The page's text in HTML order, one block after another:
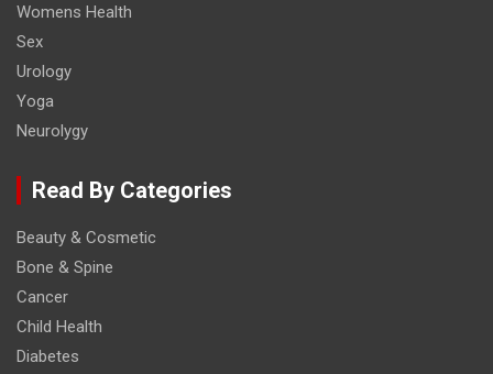
Womens Health
Sex
Urology
Yoga
Neurolygy
Read By Categories
Beauty & Cosmetic
Bone & Spine
Cancer
Child Health
Diabetes